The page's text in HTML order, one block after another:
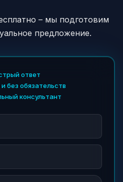
– мы подготовим
предложение.
ответ
без обязательств
консультант